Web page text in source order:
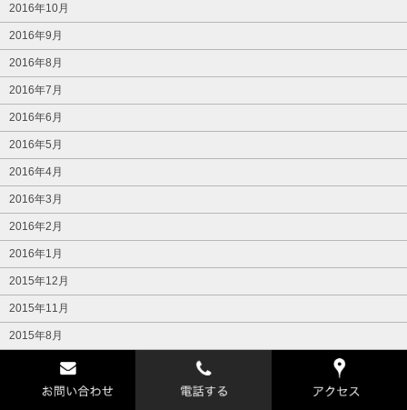
2016年10月
2016年9月
2016年8月
2016年7月
2016年6月
2016年5月
2016年4月
2016年3月
2016年2月
2016年1月
2015年12月
2015年11月
2015年8月
2015年7月
2015年6月